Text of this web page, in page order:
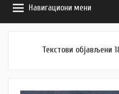
Навигациони мени
Текстови објављени